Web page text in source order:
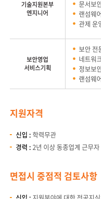
기술지원본부
엔지니어
문서보
랜섬웨
관제 운
보안영업
서비스기획
보안 전
네트워
정보보
랜섬웨
지원자격
신입 : 학력무관
경력 : 2년 이상 동종업계 근무
면접시 중점적 검토사항